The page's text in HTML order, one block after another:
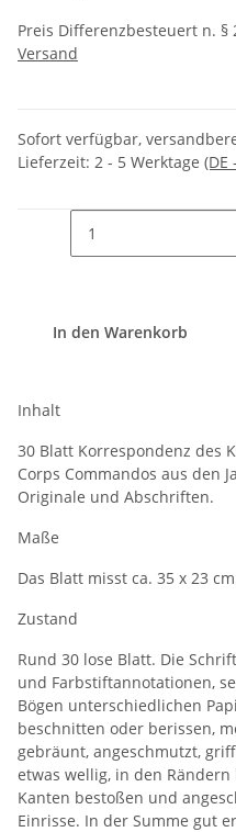
Preis Differenzbesteuert n. §
Versand
Sofort verfügbar,
Lieferzeit: 2 - 5 Werktage (DE
In den Warenkorb
Inhalt
30 Blatt Korrespondenz des
Corps Commandos aus den
Originale und Abschriften.
Maße
Das Blatt misst ca. 35 x 23
Zustand
Rund 30 lose Blatt. Die
und Farbstiftannotationen,
Bögen unterschiedlichen
beschnitten oder berissen,
gebräunt, angeschmutzt,
etwas wellig, in den
Kanten bestoßen und
Einrisse. In der Summe gut